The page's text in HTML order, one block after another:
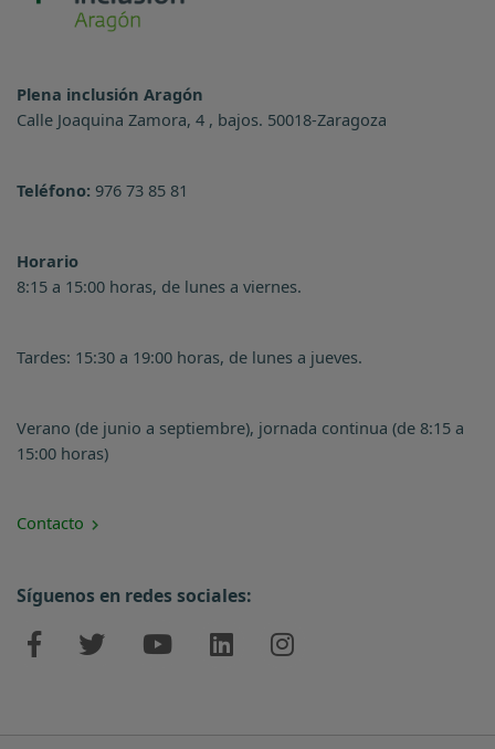
Plena inclusión Aragón
Calle Joaquina Zamora, 4 , bajos. 50018-Zaragoza
Teléfono: 976 73 85 81
Horario
8:15 a 15:00 horas, de lunes a viernes.
Tardes: 15:30 a 19:00 horas, de lunes a jueves.
Verano (de junio a septiembre), jornada continua (de 8:15 a
15:00 horas)
Contacto
Síguenos en redes sociales: